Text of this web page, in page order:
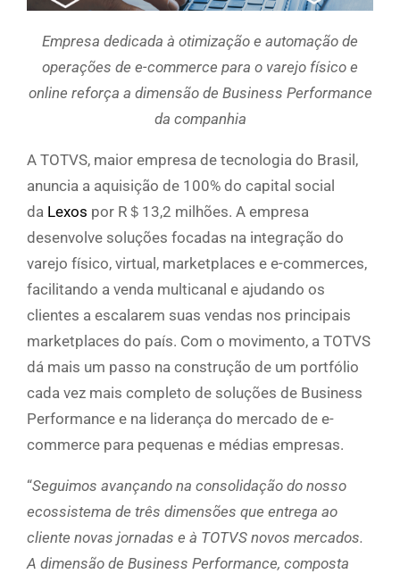
Empresa dedicada à otimização e automação de
operações de e-commerce para o varejo físico e
online reforça a dimensão de Business Performance
da companhia
A TOTVS, maior empresa de tecnologia do Brasil,
anuncia a aquisição de 100% do capital social
da Lexos por R＄13,2 milhões. A empresa
desenvolve soluções focadas na integração do
varejo físico, virtual, marketplaces e e-commerces,
facilitando a venda multicanal e ajudando os
clientes a escalarem suas vendas nos principais
marketplaces do país. Com o movimento, a TOTVS
dá mais um passo na construção de um portfólio
cada vez mais completo de soluções de Business
Performance e na liderança do mercado de e-
commerce para pequenas e médias empresas.
“Seguimos avançando na consolidação do nosso
ecossistema de três dimensões que entrega ao
cliente novas jornadas e à TOTVS novos mercados.
A dimensão de Business Performance, composta